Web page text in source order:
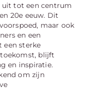
uit tot een centrum
20e eeuw. Dit
maar ook
en een
een sterke
toekomst, blijft
en inspiratie.
om zijn